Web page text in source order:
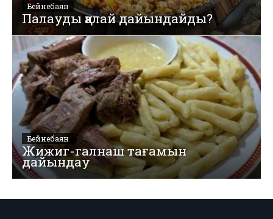
Бейнебаян
Палауды қалай дайындайды?
Бейнебаян
Жижиг-галнаш тағамын
дайындау